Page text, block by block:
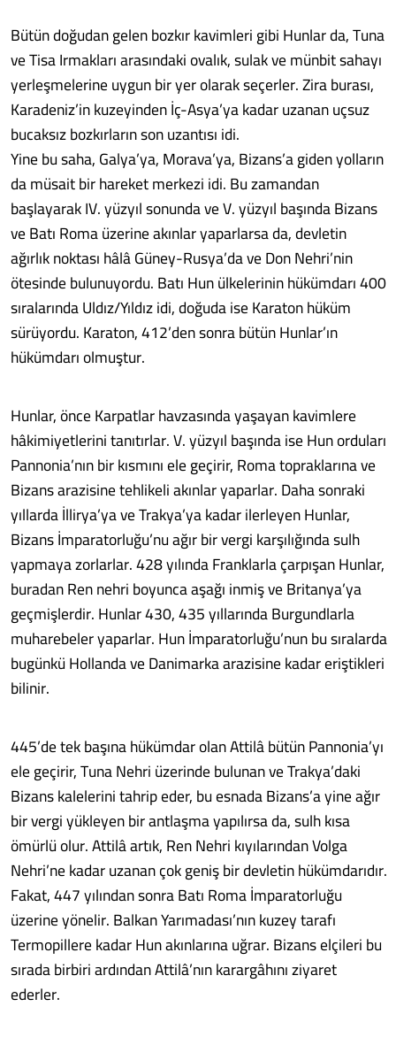
Bütün doğudan gelen bozkır kavimleri gibi Hunlar da, Tuna
ve Tisa Irmakları arasındaki ovalık, sulak ve münbit sahayı
yerleşmelerine uygun bir yer olarak seçerler. Zira burası,
Karadeniz’in kuzeyinden İç-Asya’ya kadar uzanan uçsuz
bucaksız bozkırların son uzantısı idi.
Yine bu saha, Galya’ya, Morava’ya, Bizans’a giden yolların
da müsait bir hareket merkezi idi. Bu zamandan
başlayarak IV. yüzyıl sonunda ve V. yüzyıl başında Bizans
ve Batı Roma üzerine akınlar yaparlarsa da, devletin
ağırlık noktası hâlâ Güney-Rusya’da ve Don Nehri’nin
ötesinde bulunuyordu. Batı Hun ülkelerinin hükümdarı 400
sıralarında Uldız/Yıldız idi, doğuda ise Karaton hüküm
sürüyordu. Karaton, 412’den sonra bütün Hunlar’ın
hükümdarı olmuştur.
Hunlar, önce Karpatlar havzasında yaşayan kavimlere
hâkimiyetlerini tanıtırlar. V. yüzyıl başında ise Hun orduları
Pannonia’nın bir kısmını ele geçirir, Roma topraklarına ve
Bizans arazisine tehlikeli akınlar yaparlar. Daha sonraki
yıllarda İllirya’ya ve Trakya’ya kadar ilerleyen Hunlar,
Bizans İmparatorluğu’nu ağır bir vergi karşılığında sulh
yapmaya zorlarlar. 428 yılında Franklarla çarpışan Hunlar,
buradan Ren nehri boyunca aşağı inmiş ve Britanya’ya
geçmişlerdir. Hunlar 430, 435 yıllarında Burgundlarla
muharebeler yaparlar. Hun İmparatorluğu’nun bu sıralarda
bugünkü Hollanda ve Danimarka arazisine kadar eriştikleri
bilinir.
445’de tek başına hükümdar olan Attilâ bütün Pannonia’yı
ele geçirir, Tuna Nehri üzerinde bulunan ve Trakya’daki
Bizans kalelerini tahrip eder, bu esnada Bizans’a yine ağır
bir vergi yükleyen bir antlaşma yapılırsa da, sulh kısa
ömürlü olur. Attilâ artık, Ren Nehri kıyılarından Volga
Nehri’ne kadar uzanan çok geniş bir devletin hükümdarıdır.
Fakat, 447 yılından sonra Batı Roma İmparatorluğu
üzerine yönelir. Balkan Yarımadası’nın kuzey tarafı
Termopillere kadar Hun akınlarına uğrar. Bizans elçileri bu
sırada birbiri ardından Attilâ’nın karargâhını ziyaret
ederler.